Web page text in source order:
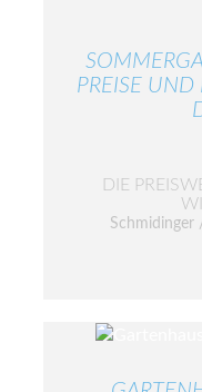
PREISE UND
DIE
Schmidinger